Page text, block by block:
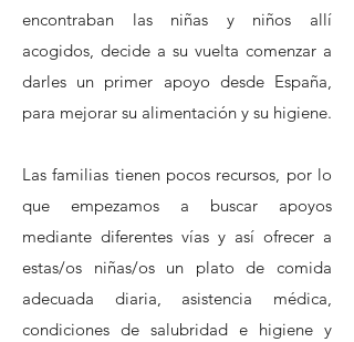
encontraban las niñas y niños allí
acogidos, decide a su vuelta comenzar a
darles un primer apoyo desde España,
para mejorar su alimentación y su higiene.
Las familias tienen pocos recursos, por lo
que empezamos a buscar apoyos
mediante diferentes vías y así ofrecer a
estas/os niñas/os un plato de comida
adecuada diaria, asistencia médica,
condiciones de salubridad e higiene y